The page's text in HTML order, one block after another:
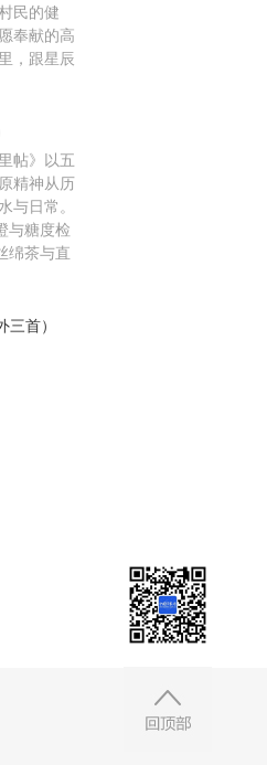
民的健
奉献的高
，跟星辰
帖》以五
精神从历
与日常。
与糖度检
绵茶与直
三首）